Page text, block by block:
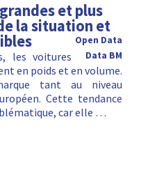
et plus
la situation et
Open Data
Data BM
les voitures
en poids et en volume.
tant au niveau
Cette tendance
car elle …